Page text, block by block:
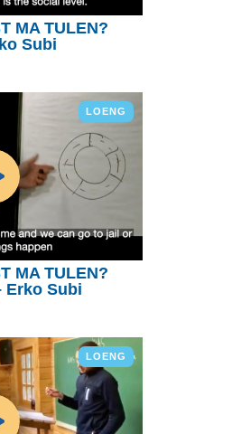
MA TULEN?
Subi
LOENG
MA TULEN?
Erko Subi
LOENG